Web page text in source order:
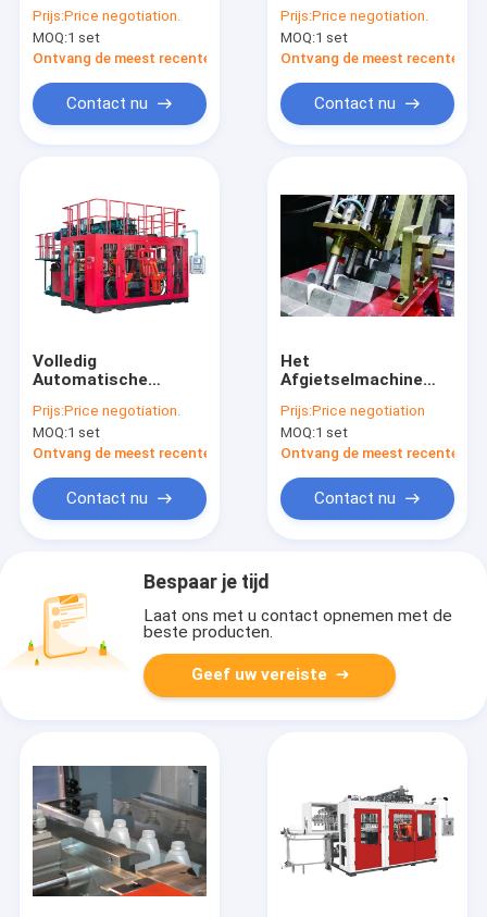
Vormen Machine
Prijs:Price negotiation.
MOQ:1 set
Ontvang de meest recente Prijs
Contact nu
Machinemp100fd
Drie Laag 20L 30L
van het Slagafgietsel
Prijs:Price negotiation.
MOQ:1 set
Ontvang de meest recente
Contact nu
Volledig
Automatische
Vormen Machine
MP100FD voor
Automobiele Delen
Prijs:Price negotiation.
MOQ:1 set
Ontvang de meest recente Prijs
Contact nu
Het
Afgietselmachine
Defleshingsiml
Automatische
Plastic Slag met het
Prijs:Price negotiation
MOQ:1 set
Ontvang de meest recente
Contact nu
Bespaar je tijd
Laat ons met u contact opnemen met de
beste producten.
Geef uw vereiste